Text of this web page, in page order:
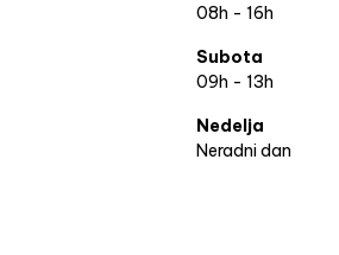
08h - 16h
Subota
09h - 13h
Nedelja
Neradni dan